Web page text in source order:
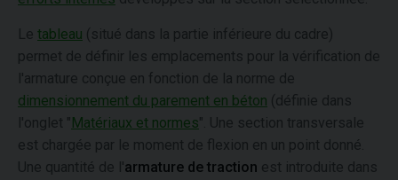
Le tableau (situé dans la partie inférieure du cadre)
permet de définir les emplacements pour la vérification de
l'armature conçue en fonction de la norme de
dimensionnement du parement en béton (définie dans
l'onglet "Matériaux et normes". Une section transversale
est chargée par le moment de flexion en un point donné.
Une quantité de l'armature de traction est introduite dans